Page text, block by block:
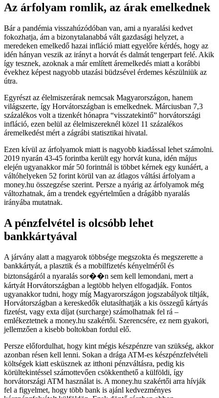
Az árfolyam romlik, az árak emelkednek
Bár a pandémia visszahúzódóban van, ami a nyaralási kedvet
fokozhatja, ám a bizonytalanabbá vált gazdasági helyzet, a
meredeken emelkedő hazai infláció miatt egyelőre kérdés, hogy az
idén hányan veszik az irányt a horvát és dalmát tengerpart felé. Akik
így tesznek, azoknak a már említett áremelkedés miatt a korábbi
évekhez képest nagyobb utazási büdzsével érdemes készülniük az
útra.
Egyrészt az élelmiszerárak nemcsak Magyarországon, hanem
világszerte, így Horvátországban is emelkednek. Márciusban 7,3
százalékos volt a tizenkét hónapra “visszatekintő” horvátországi
infláció, ezen belül az élelmiszereknél közel 11 százalékos
áremelkedést mért a zágrábi statisztikai hivatal.
Ezen kívül az árfolyamok miatt is nagyobb kiadással lehet számolni.
2019 nyarán 43-45 forintba került egy horvát kuna, idén május
elején ugyanakkor már 50 forintnál is többet kérnek egy kunáért, a
váltóhelyeken 52 forint körül van az átlagos váltási árfolyam a
money.hu összegzése szerint. Persze a nyárig az árfolyamok még
változhatnak, ám a trendek egyértelműen a drágább nyaralás
irányába mutatnak.
A pénzfelvétel is olcsóbb lehet
bankkártyával
A járvány alatt a magyarok többsége megszokta és megszerette a
bankkártyát, a plasztik és a mobilfizetés kényelméről és
biztonságáról a nyaralás sor��n sem kell lemondani, mert a
kártyát Horvátországban a legtöbb helyen elfogadják. Fontos
ugyanakkor tudni, hogy míg Magyarországon jogszabályok tiltják,
Horvátországban a kereskedők elutasíthatják a kis összegű kártyás
fizetést, vagy exta díjat (surcharge) számolhatnak fel rá –
emlékeztetnek a money.hu szakértői. Szerencsére, ez nem gyakori,
jellemzően a kisebb boltokban fordul elő.
Persze előfordulhat, hogy kint mégis készpénzre van szükség, akkor
azonban résen kell lenni. Sokan a drága ATM-es készpénzfelvételi
költségek kiatt esküsznek az itthoni pénzváltásra, pedig kis
körültekintéssel számottevően csökkenthető a külföldi, így
horvátországi ATM használat is. A money.hu szakértői arra hívják
fel a figyelmet, hogy több bank is ajánl kedvezményes